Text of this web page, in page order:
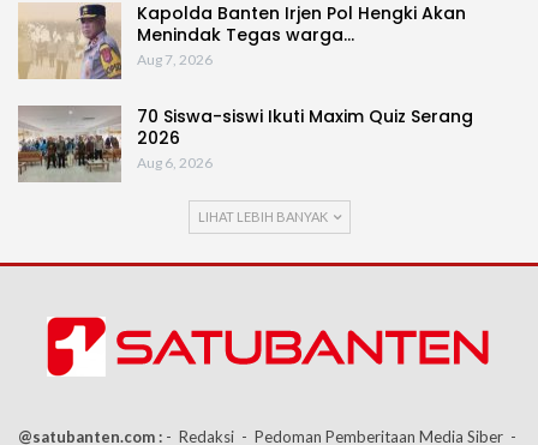
Kapolda Banten Irjen Pol Hengki Akan
Menindak Tegas warga…
Aug 7, 2026
70 Siswa-siswi Ikuti Maxim Quiz Serang
2026
Aug 6, 2026
LIHAT LEBIH BANYAK
@satubanten.com : - Redaksi - Pedoman Pemberitaan Media Siber -